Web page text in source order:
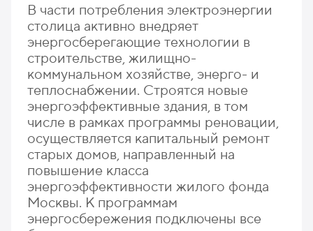
В части потребления электроэнергии
столица активно внедряет
энергосберегающие технологии в
строительстве, жилищно-
коммунальном хозяйстве, энерго- и
теплоснабжении. Строятся новые
энергоэффективные здания, в том
числе в рамках программы реновации,
осуществляется капитальный ремонт
старых домов, направленный на
повышение класса
энергоэффективности жилого фонда
Москвы. К программам
энергосбережения подключены все